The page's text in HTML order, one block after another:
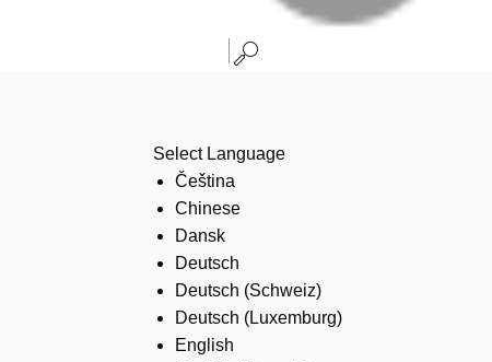
Select Language
Čeština
Chinese
Dansk
Deutsch
Deutsch (Schweiz)
Deutsch (Luxemburg)
English